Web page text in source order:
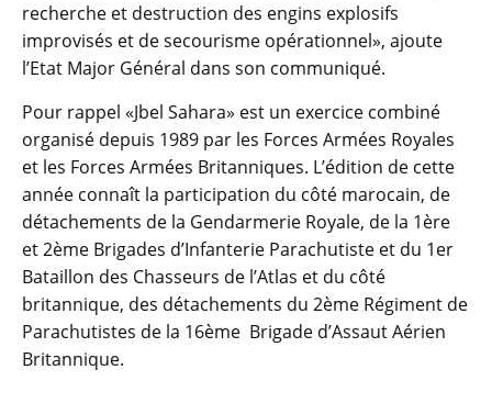
recherche et destruction des engins explosifs
improvisés et de secourisme opérationnel», ajoute
l’Etat Major Général dans son communiqué.
Pour rappel «Jbel Sahara» est un exercice combiné
organisé depuis 1989 par les Forces Armées Royales
et les Forces Armées Britanniques. L’édition de cette
année connaît la participation du côté marocain, de
détachements de la Gendarmerie Royale, de la 1ère
et 2ème Brigades d’Infanterie Parachutiste et du 1er
Bataillon des Chasseurs de l’Atlas et du côté
britannique, des détachements du 2ème Régiment de
Parachutistes de la 16ème Brigade d’Assaut Aérien
Britannique.